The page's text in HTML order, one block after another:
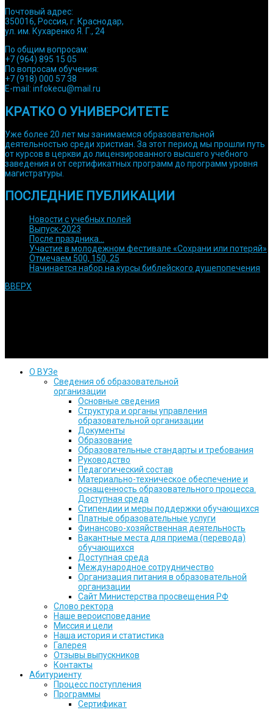
Почтовый адрес:
350016, Россия, г. Краснодар,
ул. им. Кухаренко Я. Г., 24
По общим вопросам:
+7 (964) 895 15 05
По вопросам обучения:
+7 (918) 000 57 38
E-mail: infokecu@mail.ru
КРАТКО О УНИВЕРСИТЕТЕ
Уже более 20 лет мы занимаемся образовательной
деятельностью среди христиан. За этот период мы прошли путь
от курсов в церкви до лицензированного высшего учебного
заведения и от сертификатных программ до программ уровня
магистратуры.
ПОСЛЕДНИЕ ПУБЛИКАЦИИ
Новости с учебных полей
Выпуск-2023
После праздника…
Участие в молодежном фестивале «Сохрани или потеряй»
Отмечаем 500, 150, 25
Начинается набор на курсы библейского душепопечения
ВВЕРХ
О ВУЗе
Сведения об образовательной
организации
Основные сведения
Структура и органы управления
образовательной организации
Документы
Образование
Образовательные стандарты и требования
Руководство
Педагогический состав
Материально-техническое обеспечение и
оснащенность образовательного процесса.
Доступная среда
Стипендии и меры поддержки обучающихся
Платные образовательные услуги
Финансово-хозяйственная деятельность
Вакантные места для приема (перевода)
обучающихся
Доступная среда
Международное сотрудничество
Организация питания в образовательной
организации
Сайт Министерства просвещения РФ
Слово ректора
Наше вероисповедание
Миссия и цели
Наша история и статистика
Галерея
Отзывы выпускников
Контакты
Абитуриенту
Процесс поступления
Программы
Сертификат